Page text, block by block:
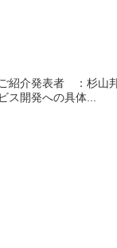
紹介発表者 ：杉山
ス開発への具体...